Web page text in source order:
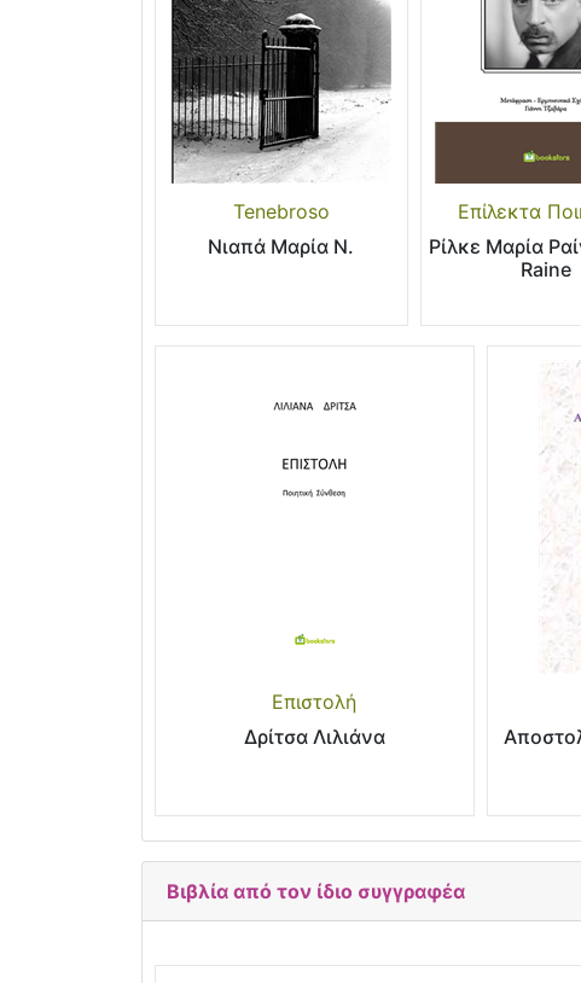
Tenebroso
Νιαπά Μαρία Ν.
Επίλεκτα
Ρίλκε Μαρία
Raine
Επιστολή
Δρίτσα Λιλιάνα
Βιβλία από τον ίδιο συγγραφέα